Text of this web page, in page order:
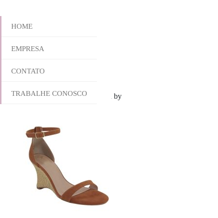
HOME
EMPRESA
CONTATO
TRABALHE CONOSCO
957-6273
agosto 12, 2025 10:48 am Published by